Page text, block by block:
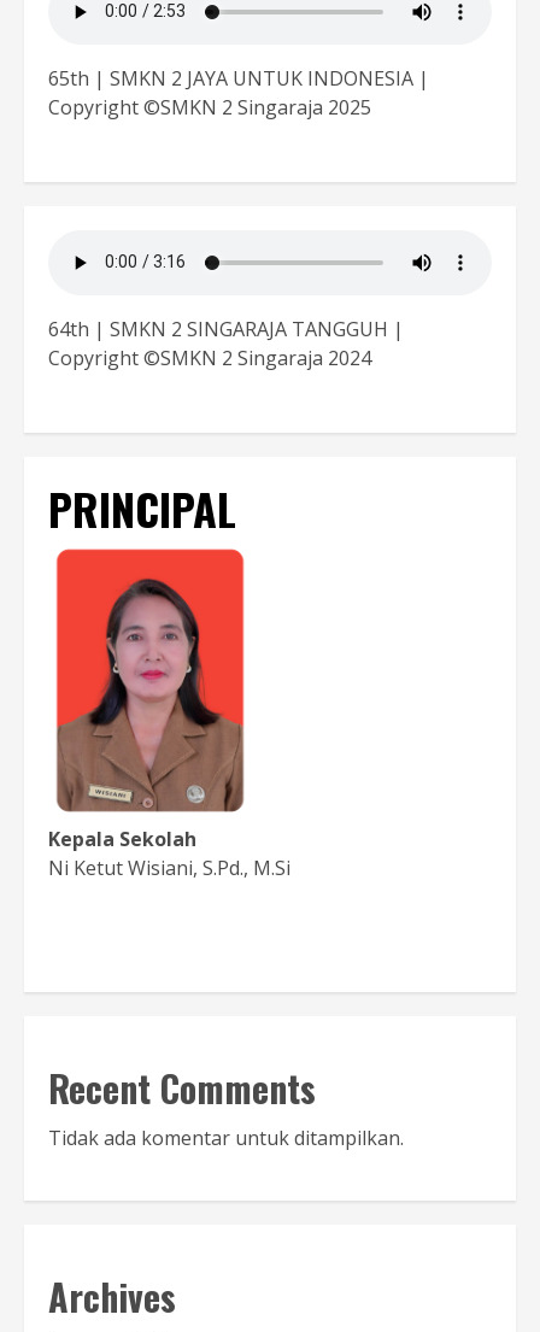
65th | SMKN 2 JAYA UNTUK INDONESIA |
Copyright ©SMKN 2 Singaraja 2025
64th | SMKN 2 SINGARAJA TANGGUH |
Copyright ©SMKN 2 Singaraja 2024
PRINCIPAL
Kepala Sekolah
Ni Ketut Wisiani, S.Pd., M.Si
Recent Comments
Tidak ada komentar untuk ditampilkan.
Archives